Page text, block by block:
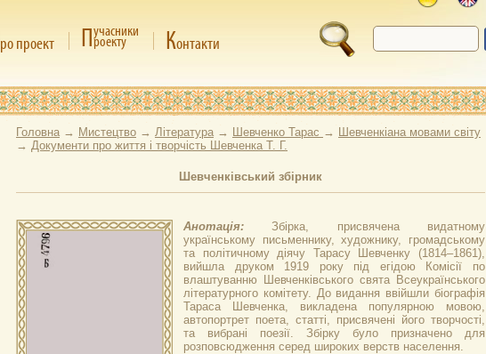
ро проект Пучасники
роекту Контакти
Головна → Мистецтво → Література → Шевченко Тарас → Шевченкіана мовами світу
→ Документи про життя і творчість Шевченка Т. Г.
Шевченківський збірник
Анотація:Збірка, присвячена видатному
українському письменнику, художнику, громадському
та політичному діячу Тарасу Шевченку (1814–1861),
вийшла друком 1919 року під егідою Комісії по
влаштуванню Шевченківського свята Всеукраїнського
літературного комітету. До видання ввійшли біографія
Тараса Шевченка, викладена популярною мовою,
автопортрет поета, статті, присвячені його творчості,
та вибрані поезії. Збірку було призначено для
розповсюдження серед широких верств населення.